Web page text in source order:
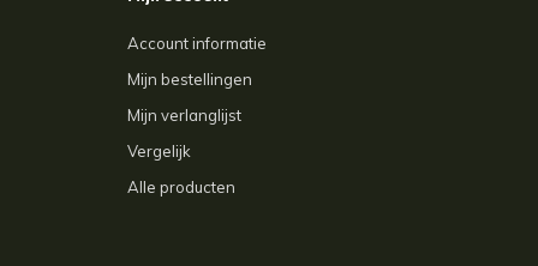
Account informatie
Mijn bestellingen
Mijn verlanglijst
Vergelijk
Alle producten